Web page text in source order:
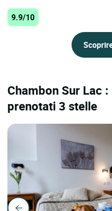
9.9/10
Chambon Sur Lac
prenotati 3 stelle